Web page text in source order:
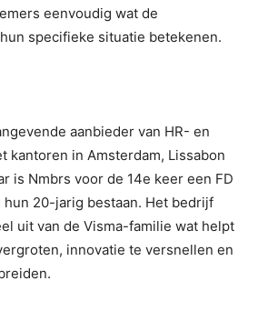
eenvoudig wat de
specifieke situatie betekenen.
aanbieder van HR- en
kantoren in Amsterdam, Lissabon
is Nmbrs voor de 14e keer een FD
hun 20-jarig bestaan. Het bedrijf
uit van de Visma-familie wat helpt
innovatie te versnellen en